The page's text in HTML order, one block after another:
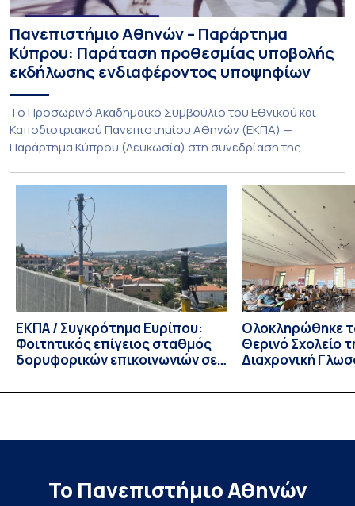
Πανεπιστήμιο Αθηνών – Παράρτημα
Κύπρου: Παράταση προθεσμίας υποβολής
εκδήλωσης ενδιαφέροντος υποψηφίων
Το Προσωρινό Ακαδημαϊκό Συμβούλιο του Εθνικού και
Καποδιστριακού Πανεπιστημίου Αθηνών (ΕΚΠΑ) —
Παράρτημα Κύπρου (Λευκωσία) στη συνεδρίαση της
παράταση της προθεσμίας υποβολής εκδήλωσης
ενδιαφέροντος για την φοίτηση σε Προγράμματα Σπουδών,
Τμημάτων του Πανεπιστημίου μας στο Παράρτημα Κύπρου
για το ακαδημαϊκό έτος 2026-2027, έως τη Δευτέρα 31
Αυγούστου 2026. […]
ΕΚΠΑ / Συγκρότημα Ευρίπου:
Φοιτητικός επίγειος σταθμός
δορυφορικών επικοινωνιών σε
Ολοκληρώθηκε
Θερινό Σχολείο
Διαχρονική
Linguistics in
Το Πανεπιστήμιο Αθηνών